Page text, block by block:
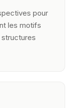
pour
les motifs